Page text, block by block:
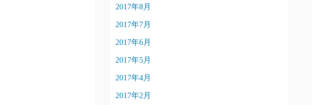
2017年8月
2017年7月
2017年6月
2017年5月
2017年4月
2017年2月